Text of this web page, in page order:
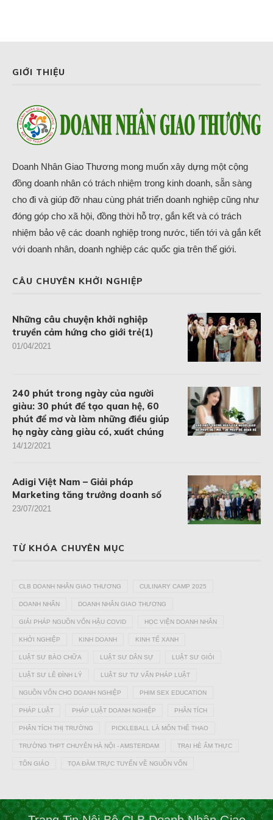
GIỚI THIỆU
Doanh Nhân Giao Thương mong muốn xây dựng một cộng
đồng doanh nhân có trách nhiệm trong kinh doanh, sẵn sàng
cho đi và giúp đỡ nhau cùng phát triển doanh nghiệp cũng như
đóng góp cho xã hội, đồng thời hỗ trợ, gắn kết và có trách
nhiệm bảo vệ các doanh nghiệp trong nước, tiến tới và gắn kết
với doanh nhân, doanh nghiệp các quốc gia trên thế giới.
CÂU CHUYÊN KHỞI NGHIỆP
Những câu chuyện khởi nghiệp
truyền cảm hứng cho giới trẻ(1)
01/04/2021
240 phút trong ngày của người
giàu: 30 phút để tạo quan hệ, 60
phút để mơ và làm những điều giúp
họ ngày càng giàu có, xuất chúng
14/12/2021
Adigi Việt Nam – Giải pháp
Marketing tăng trưởng doanh số
23/07/2021
TỪ KHÓA CHUYÊN MỤC
CLB DOANH NHÂN GIAO THƯƠNG CULINARY CAMP 2025
DOANH NHÂN DOANH NHÂN GIAO THƯƠNG
GIẢI PHÁP NGUỒN VỐN HẬU COVID HỌC VIỆN DOANH NHÂN
KHỞI NGHIỆP KINH DOANH KINH TẾ XANH
LUẬT SƯ BÀO CHỮA LUẬT SƯ DÂN SỰ LUẬT SƯ GIỎI
LUẬT SƯ LÊ ĐÌNH LÝ LUẬT SƯ TƯ VẤN PHÁP LUẬT
NGUỒN VỐN CHO DOANH NGHIỆP PHIM SEX EDUCATION
PHÁP LUẬT PHÁP LUẬT DOANH NGHIỆP PHÂN TÍCH
PHÂN TÍCH THỊ TRƯỜNG PICKLEBALL LÀ MÔN THỂ THAO
TRƯỜNG THPT CHUYÊN HÀ NỘI - AMSTERDAM TRẠI HÈ ẨM THỰC
TÔN GIÁO TỌA ĐÀM TRỰC TUYẾN VỀ NGUỒN VỐN